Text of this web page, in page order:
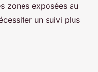
zones exposées au
un suivi plus